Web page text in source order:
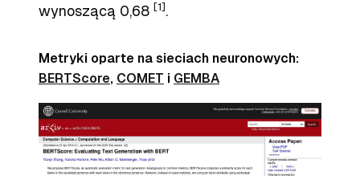
wynoszącą 0,68 [1] .
Metryki oparte na sieciach neuronowych:
BERTScore, COMET i GEMBA